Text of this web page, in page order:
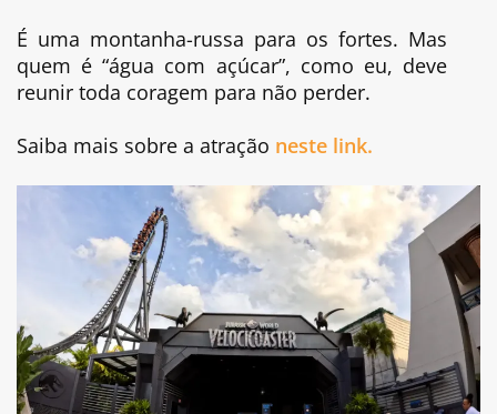
É uma montanha-russa para os fortes. Mas
quem é “água com açúcar”, como eu, deve
reunir toda coragem para não perder.
Saiba mais sobre a atração neste link.